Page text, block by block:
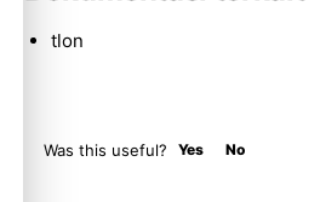
tlon
Was this useful? Yes No